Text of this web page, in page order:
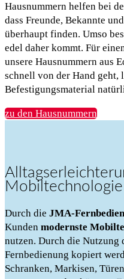
Hausnummern helfen bei
dass Freunde, Bekannte
überhaupt finden. Umso
edel daher kommt. Für
unsere Hausnummern aus
schnell von der Hand geht,
Befestigungsmaterial
zu den Hausnummern
Mobiltechnologie
Durch die JMA-
Kunden modernste
nutzen. Durch die Nutzung
Fernbedienung kopiert
Schranken, Markisen,